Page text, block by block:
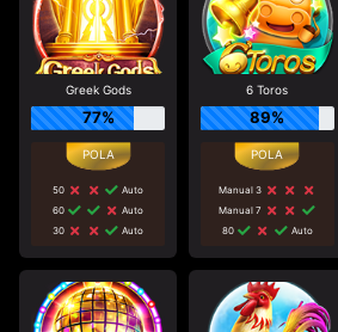
Greek Gods
77%
50
Auto
60
Auto
30
Auto
6 Toros
89%
Manual 3
Manual 7
80
Auto